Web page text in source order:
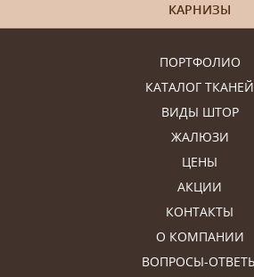
ПОРТФОЛИО
КАТАЛОГ ТКАНЕЙ
ВИДЫ ШТОР
ЖАЛЮЗИ
ЦЕНЫ
АКЦИИ
КОНТАКТЫ
О КОМПАНИИ
ВОПРОСЫ-
КАРНИЗЫ